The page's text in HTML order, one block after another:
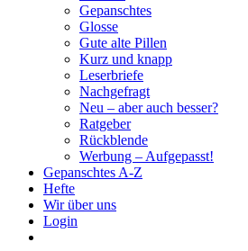
Gepanschtes
Glosse
Gute alte Pillen
Kurz und knapp
Leserbriefe
Nachgefragt
Neu – aber auch besser?
Ratgeber
Rückblende
Werbung – Aufgepasst!
Gepanschtes A-Z
Hefte
Wir über uns
Login